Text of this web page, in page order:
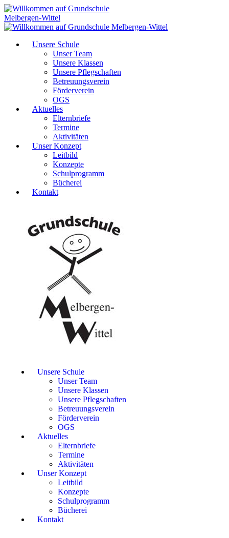
Unsere Schule
Unser Team
Unsere Klassen
Unsere Pflegschaften
Betreuungsverein
Förderverein
OGS
Aktuelles
Elternbriefe
Termine
Aktivitäten
Unser Konzept
Leitbild
Konzepte
Schulprogramm
Bücherei
Kontakt
Unsere Schule
Unser Team
Unsere Klassen
Unsere Pflegschaften
Betreuungsverein
Förderverein
OGS
Aktuelles
Elternbriefe
Termine
Aktivitäten
Unser Konzept
Leitbild
Konzepte
Schulprogramm
Bücherei
Kontakt